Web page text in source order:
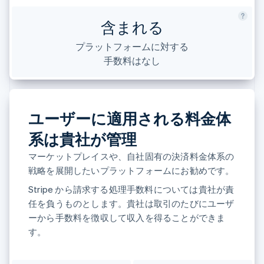
カーボンリムーバル
Stripe Sessions 2026
Stripe が AI の経済インフラをどのように構築しているかを
ご覧ください。
こちらをご覧ください
Stripe App Marketplace
含まれる
プラットフォームに対する
手数料はなし
ユーザーに適用される料金体
系は貴社が管理
マーケットプレイスや、自社固有の決済料金体系の
戦略を展開したいプラットフォームにお勧めです。
Stripe から請求する処理手数料については貴社が責
任を負うものとします。貴社は取引のたびにユーザ
ーから手数料を徴収して収入を得ることができま
す。